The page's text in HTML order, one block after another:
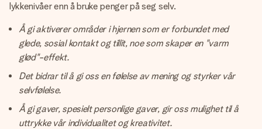
lykkenivåer enn å bruke penger på seg selv.
Å gi aktiverer områder i hjernen som er forbundet med
glede, sosial kontakt og tillit, noe som skaper en "varm
glød"-effekt.
Det bidrar til å gi oss en følelse av mening og styrker vår
selvfølelse.
Å gi gaver, spesielt personlige gaver, gir oss mulighet til å
uttrykke vår individualitet og kreativitet.